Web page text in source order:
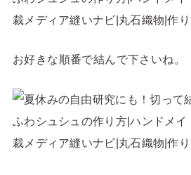
お好きな順番で結んで下さいね。